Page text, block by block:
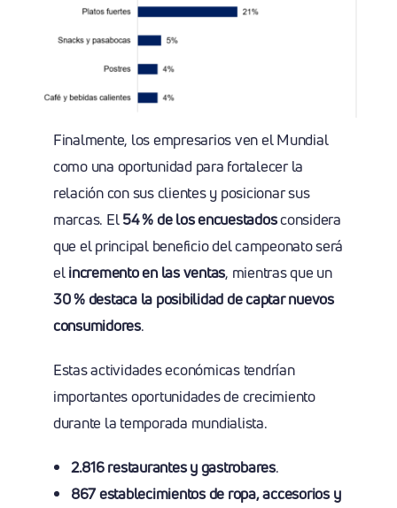
Finalmente, los empresarios ven el Mundial
como una oportunidad para fortalecer la
relación con sus clientes y posicionar sus
marcas. El54 % de los encuestadosconsidera
que el principal beneficio del campeonato será
elincremento en las ventas, mientras que un
30 % destaca la posibilidad de captar nuevos
consumidores.
Estas actividades económicas tendrían
importantes oportunidades de crecimiento
durante la temporada mundialista.
2.816 restaurantes y gastrobares.
867 establecimientos de ropa, accesorios y